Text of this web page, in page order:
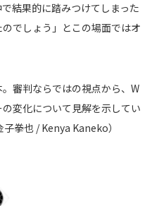
結果的に踏みつけてしまった
でしょう」とこの場面ではオ
審判ならではの視点から、W
変化について見解を示してい
拳也 / Kenya Kaneko）